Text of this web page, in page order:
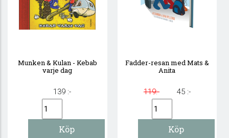
Munken & Kulan - Kebab
varje dag
139 :-
Fadder-resan med Mats &
Anita
119:- 45 :-